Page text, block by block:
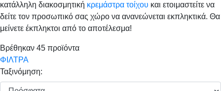
κατάλληλη διακοσμητική κρεμάστρα τοίχου και ετοιμαστείτε να
δείτε τον προσωπικό σας χώρο να ανανεώνεται εκπληκτικά. Θα
μείνετε έκπληκτοι από το αποτέλεσμα!
Βρέθηκαν 45 προϊόντα
ΦΙΛΤΡΑ
Ταξινόμηση: